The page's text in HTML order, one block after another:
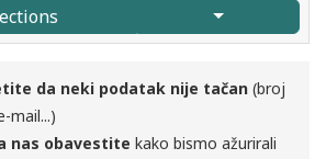
da neki podatak nije tačan(broj
mail...)
nas obavestite kako bismo ažurirali